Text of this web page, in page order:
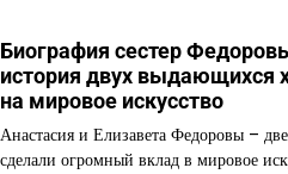
Биография сестер
история двух выдающихся
на мировое искусство
Анастасия и Елизавета Федоровы –
сделали огромный вклад в мировое